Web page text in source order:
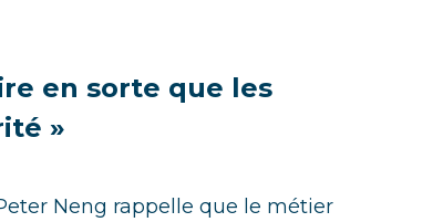
en sorte que les
»
Neng rappelle que le métier